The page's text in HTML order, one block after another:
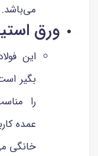
می‌باشد.
ورق استیل
این
‌بگیر
را
خانگی